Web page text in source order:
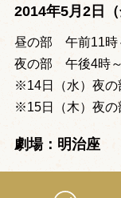
2014年5月2日（
昼の部 午前11時
夜の部 午後4時～
※14日（水）夜の
※15日（木）夜の
劇場：明治座